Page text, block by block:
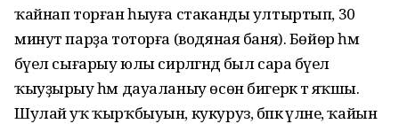
ҡайнап торған һыуға стаканды ултыртып, 30
минут парҙа тоторға (водяная баня). Бөйөр һәм
бәүел сығарыу юлы сирләгәндә был сара бәүел
ҡыуҙырыу һәм дауаланыу өсөн бигерәк тә яҡшы.
Шулай уҡ ҡырҡбыуын, кукуруз, бәпкә үләне, ҡайын